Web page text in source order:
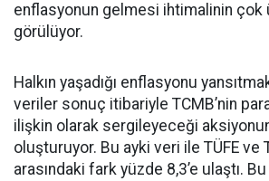
enflasyonun gelmesi ihtimalinin çok
görülüyor.
Halkın yaşadığı enflasyonu
veriler sonuç itibariyle TCMB’nin
ilişkin olarak sergileyeceği
oluşturuyor. Bu ayki veri ile TÜFE ve
arasındaki fark yüzde 8,3’e ulaştı.